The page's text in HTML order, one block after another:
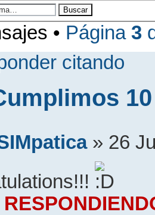
• Página3
citando
» 26